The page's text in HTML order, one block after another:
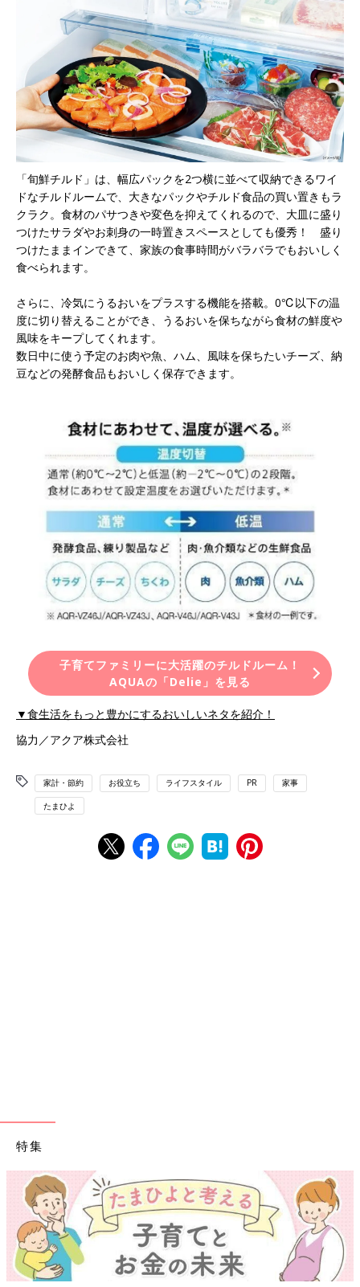
「旬鮮チルド」は、幅広パックを2つ横に並べて収納できるワイ
ドなチルドルームで、大きなパックやチルド食品の買い置きもラ
クラク。食材のパサつきや変色を抑えてくれるので、大皿に盛り
つけたサラダやお刺身の一時置きスペースとしても優秀！ 盛り
つけたままインできて、家族の食事時間がバラバラでもおいしく
食べられます。
さらに、冷気にうるおいをプラスする機能を搭載。0℃以下の温
度に切り替えることができ、うるおいを保ちながら食材の鮮度や
風味をキープしてくれます。
数日中に使う予定のお肉や魚、ハム、風味を保ちたいチーズ、納
豆などの発酵食品もおいしく保存できます。
子育てファミリーに大活躍のチルドルーム！
AQUAの「Delie」を見る
▼食生活をもっと豊かにするおいしいネタを紹介！
協力／アクア株式会社
家計・節約 お役立ち ライフスタイル PR 家事
たまひよ
特集